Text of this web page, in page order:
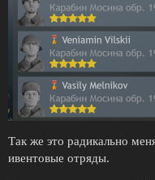
Так же это радикально
ивентовые отряды.